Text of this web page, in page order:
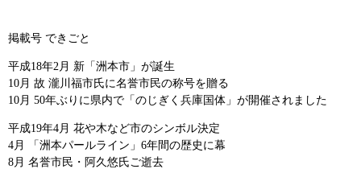
掲載号 できごと
平成18年2月 新「洲本市」が誕生
10月 故 瀧川福市氏に名誉市民の称号を贈る
10月 50年ぶりに県内で「のじぎく兵庫国体」が開催されました
平成19年4月 花や木など市のシンボル決定
4月 「洲本パールライン」6年間の歴史に幕
8月 名誉市民・阿久悠氏ご逝去